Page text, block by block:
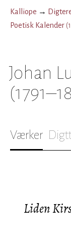
Kalliope →
Poetisk Kalender(
Johan
Værker
Liden